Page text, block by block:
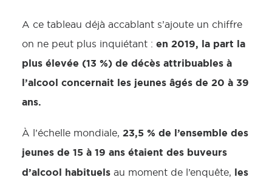
A ce tableau déjà accablant s’ajoute un chiffre
on ne peut plus inquiétant : en 2019, la part la
plus élevée (13 %) de décès attribuables à
l’alcool concernait les jeunes âgés de 20 à 39
ans.
À l’échelle mondiale, 23,5 % de l’ensemble des
jeunes de 15 à 19 ans étaient des buveurs
d’alcool habituels au moment de l’enquête, les